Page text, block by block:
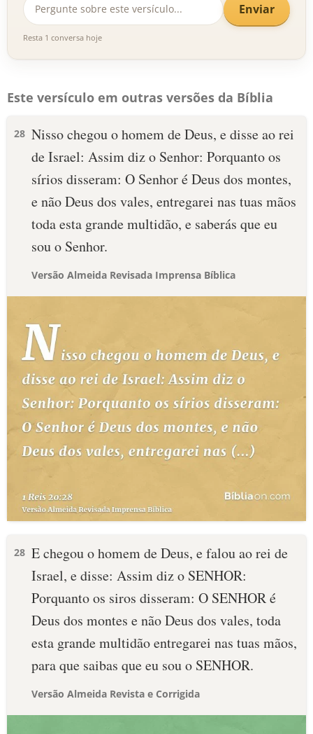
Enviar
Resta 1 conversa hoje
Este versículo em outras versões da Bíblia
28 Nisso chegou o homem de Deus, e disse ao rei
de Israel: Assim diz o Senhor: Porquanto os
sírios disseram: O Senhor é Deus dos montes,
e não Deus dos vales, entregarei nas tuas mãos
toda esta grande multidão, e saberás que eu
sou o Senhor.
Versão Almeida Revisada Imprensa Bíblica
28 E chegou o homem de Deus, e falou ao rei de
Israel, e disse: Assim diz o SENHOR:
Porquanto os siros disseram: O SENHOR é
Deus dos montes e não Deus dos vales, toda
esta grande multidão entregarei nas tuas mãos,
para que saibas que eu sou o SENHOR.
Versão Almeida Revista e Corrigida